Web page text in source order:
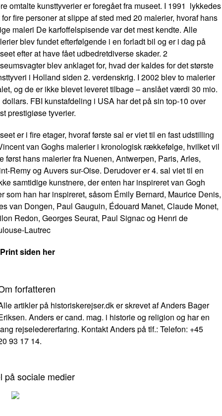
omtalte kunsttyverier er foregået fra museet. I 1991 lykkedes
fire personer at slippe af sted med 20 malerier, hvoraf hans
maleri De karfoffelspisendevar det mest kendte. Alle
blev fundet efterfølgende i en forladt bil og er i dag på
efter at have fået udbedretdiverse skader. 2
blev anklaget for, hvad der kaldes for det største
i Holland siden 2. verdenskrig. I 2002 blev to malerier
og de er ikke blevet leveret tilbage – anslået værdi 30 mio.
dollars. FBI kunstafdeling i USA har det på sin top-10 over
prestigiøse tyverier.
er i fire etager, hvoraf første sal er viet til en fast udstilling
van Goghs malerier i kronologisk rækkefølge, hvilket vil
først hans malerier fra Nuenen, Antwerpen, Paris, Arles,
Remy og Auvers sur-Oise. Derudover er 4. sal viet til en
samtidige kunstnere, der enten har inspireret van Gogh
som han har inspireret, såsom Émily Bernard, Maurice Denis,
van Dongen, Paul Gauguin, Édouard Manet, Claude Monet,
Redon, Georges Seurat, Paul Signac og Henri de
Lautrec
Print siden her
forfatteren
artikler på historiskerejser.dk er skrevet af Anders Bager
Anders er cand. mag. i historie og religion og har en
rejseledererfaring. Kontakt Anders på tlf.: Telefon: +45
93 17 14.
på sociale medier